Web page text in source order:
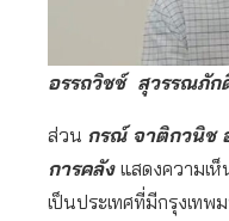
อรรถวิชช์ สุวรรณภั
ส่วน กรณ์ จาติกวนิช
การคลัง แสดงความเห็
เป็นประเทศที่มีกรุงเท